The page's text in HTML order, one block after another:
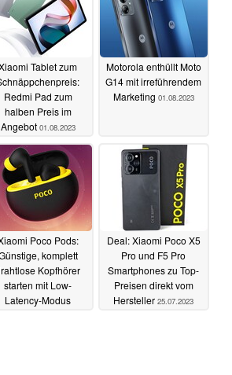
Tablet zum
Redmi Pad zum
halben Preis im
Angebot 01.08.2023
Motorola enthüllt Moto
G14 mit irreführendem
Marketing 01.08.2023
Poco Pods:
komplett
Kopfhörer
starten mit Low-
Latency-Modus
Deal: Xiaomi Poco X5
Pro und F5 Pro
Smartphones zu Top-
Preisen direkt vom
Hersteller 25.07.2023